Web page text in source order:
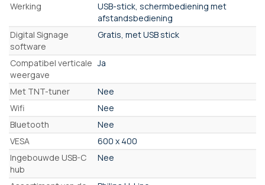
Werking
USB-stick, schermbediening met
afstandsbediening
Digital Signage
software
Gratis, met USB stick
Compatibel verticale
weergave
Ja
Met TNT-tuner
Nee
Wifi
Nee
Bluetooth
Nee
VESA
600 x 400
Ingebouwde USB-C
hub
Nee